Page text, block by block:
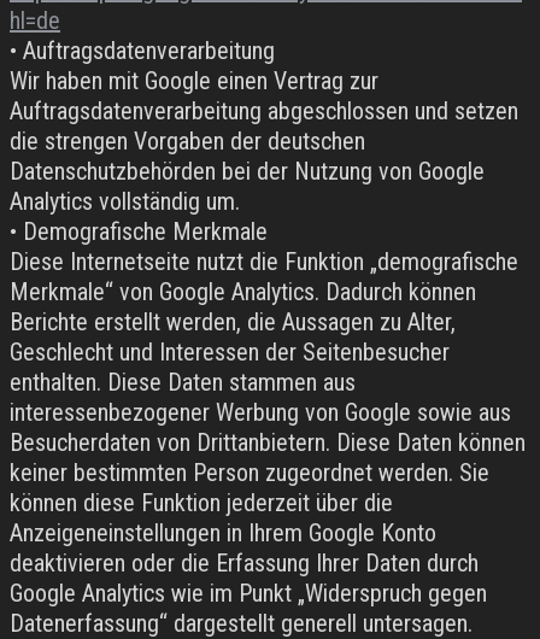
hl=de
• Auftragsdatenverarbeitung
Wir haben mit Google einen Vertrag zur
Auftragsdatenverarbeitung abgeschlossen und setzen
die strengen Vorgaben der deutschen
Datenschutzbehörden bei der Nutzung von Google
Analytics vollständig um.
• Demografische Merkmale
Diese Internetseite nutzt die Funktion „demografische
Merkmale“ von Google Analytics. Dadurch können
Berichte erstellt werden, die Aussagen zu Alter,
Geschlecht und Interessen der Seitenbesucher
enthalten. Diese Daten stammen aus
interessenbezogener Werbung von Google sowie aus
Besucherdaten von Drittanbietern. Diese Daten können
keiner bestimmten Person zugeordnet werden. Sie
können diese Funktion jederzeit über die
Anzeigeneinstellungen in Ihrem Google Konto
deaktivieren oder die Erfassung Ihrer Daten durch
Google Analytics wie im Punkt „Widerspruch gegen
Datenerfassung“ dargestellt generell untersagen.